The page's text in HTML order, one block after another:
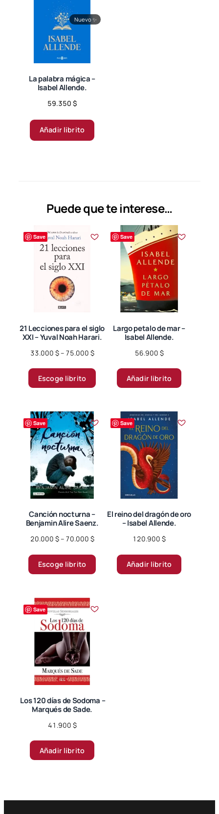
La palabra mágica –
Isabel Allende.
59.350 $
Nuevo✨
Añadir librito
Puede que te interese…
Save
21 Lecciones para el siglo
XXI – Yuval Noah Harari.
33.000 $– 75.000 $Price
33.000 $
through
Escoge librito
producto
variantes.
Las
opciones
página
de
Save
Largo petalo de mar –
Isabel Allende.
56.900 $
Añadir librito
Save
Canción nocturna –
Benjamin Alire Saenz.
20.000 $– 70.000 $Price
20.000 $
through
Escoge librito
producto
Las
página
Save
El reino del dragón de oro
– Isabel Allende.
120.900 $
Añadir librito
Save
Los 120 días de Sodoma –
Marqués de Sade.
41.900 $
Añadir librito